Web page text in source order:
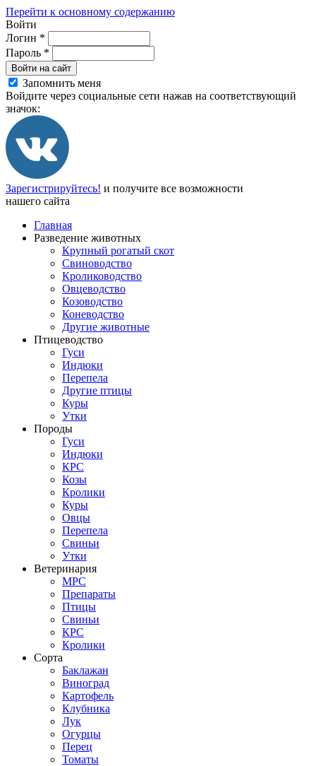
Перейти к основному содержанию
Войти
Логин *
Пароль *
Войти на сайт
Запомнить меня
Войдите через социальные сети нажав на соответствующий
значок:
Зарегистрируйтесь! и получите все возможности
нашего сайта
Главная
Разведение животных
Крупный рогатый скот
Свиноводство
Кролиководство
Овцеводство
Козоводство
Коневодство
Другие животные
Птицеводство
Гуси
Индюки
Перепела
Другие птицы
Куры
Утки
Породы
Гуси
Индюки
КРС
Козы
Кролики
Куры
Овцы
Перепела
Свиньи
Утки
Ветеринария
МРС
Препараты
Птицы
Свиньи
КРС
Кролики
Сорта
Баклажан
Виноград
Картофель
Клубника
Лук
Огурцы
Перец
Томаты